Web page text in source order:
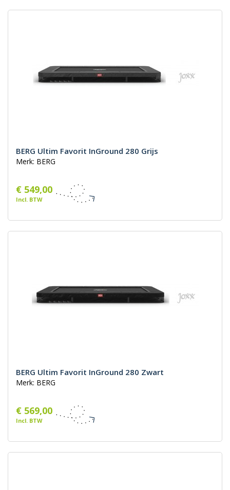
BERG Ultim Favorit InGround 280 Grijs
Merk: BERG
€ 549,00
Incl. BTW
BERG Ultim Favorit InGround 280 Zwart
Merk: BERG
€ 569,00
Incl. BTW